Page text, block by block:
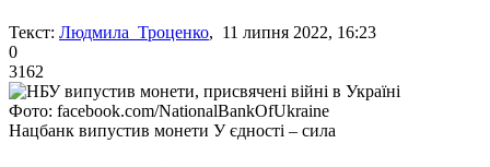
Текст: Людмила Троценко, 11 липня 2022, 16:23
0
3162
Фото: facebook.com/NationalBankOfUkraine
Нацбанк випустив монети У єдності – сила